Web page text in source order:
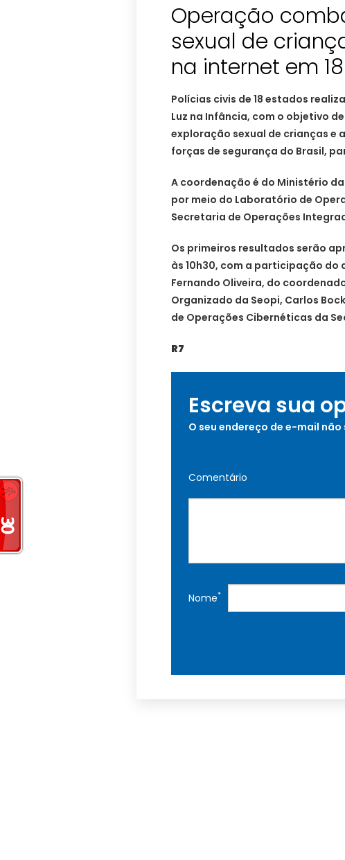
Operação
sexual de
na internet em
Polícias civis de 18 estados
Luz na Infância, com o objetivo
exploração sexual de crianças e
forças de segurança do Brasil,
A coordenação é do Ministério
por meio do Laboratório de
Secretaria de Operações
Os primeiros resultados serão
às 10h30, com a participação
Fernando Oliveira, do
Organizado da Seopi, Carlos
de Operações Cibernéticas da
R7
Escreva sua
O seu endereço de e-mail
Comentário
Nome*